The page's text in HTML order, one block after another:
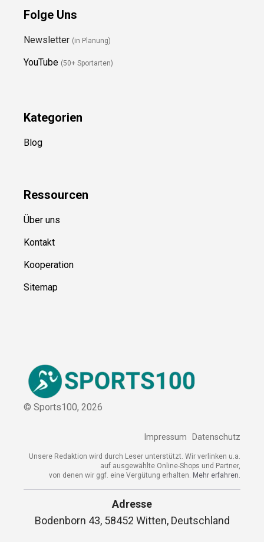
Folge Uns
Newsletter (in Planung)
YouTube (50+ Sportarten)
Kategorien
Blog
Ressourcen
Über uns
Kontakt
Kooperation
Sitemap
© Sports100, 2026
Impressum Datenschutz
Unsere Redaktion wird durch Leser unterstützt. Wir verlinken u.a.
auf ausgewählte Online-Shops und Partner,
von denen wir ggf. eine Vergütung erhalten. Mehr erfahren.
Adresse
Bodenborn 43, 58452 Witten, Deutschland